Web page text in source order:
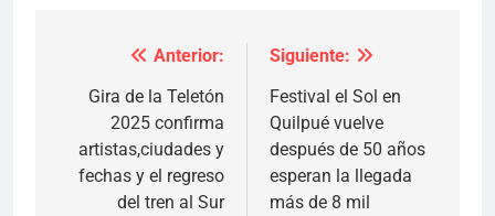
Navegación
entradas
Anterior:
Gira de la Teletón
2025 confirma
artistas,ciudades y
fechas y el regreso
del tren al Sur
Siguiente:
Festival el Sol en
Quilpué vuelve
después de 50 años
esperan la llegada
más de 8 mil